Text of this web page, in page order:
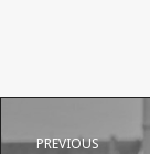
PREVIOUS